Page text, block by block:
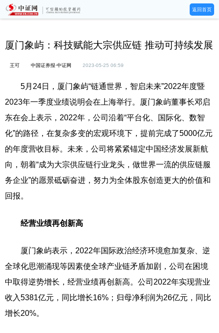
返回首页
厦门象屿：科技赋能大宗供应链 推动可持续发展
王可 中国证券报·中证网 2023-05-25 06:59
5月24日，厦门象屿“链通世界，智启未来”2022年度暨
2023年一季度业绩说明会在上海举行。厦门象屿董事长邓启
东在会上表示，2022年，公司沿着“平台化、国际化、数智
化”的路径，在复杂多变的宏观环境下，提前完成了5000亿元
的年度营收目标。未来，公司将紧紧锚定中国经济发展新航
向，朝着“成为大宗供应链行业龙头，做世界一流的供应链服
务企业”的愿景砥砺奋进，努力为全体股东创造更大的价值和
回报。
经营业绩再创新高
厦门象屿表示，2022年国际政治经济环境愈加复杂、逆
全球化思潮涌现等因素使全球产业链矛盾加剧，公司在困境
中取得逆势增长，经营业绩再创新高。公司2022年实现营业
收入5381亿元，同比增长16%；归母净利润为26亿元，同比
增长20%。